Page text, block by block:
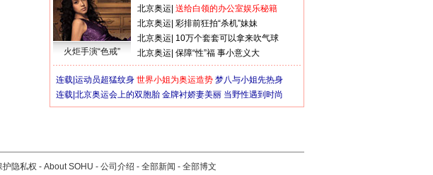
火炬手演“色戒”
北京奥运 送给白领的办公室娱乐秘籍
北京奥运 彩排前狂拍“杀机”妹妹
北京奥运 10万个套套可以拿来吹气球
北京奥运 保障“性”福 事小意义大
连载| 运动员超猛纹身 世界小姐为奥运造势 梦八与小姐先热身
连载| 北京奥运会上的双胞胎 金牌衬娇妻美丽 当野性遇到时尚
护隐私权 - About SOHU - 公司介绍 - 全部新闻 - 全部博文